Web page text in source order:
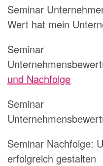
Seminar
Wert hat mein
Seminar
und Nachfolge
Seminar
Seminar Nachfolge:
erfolgreich gestalten